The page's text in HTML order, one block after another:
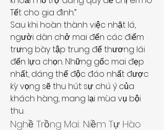
Tết cho gia đình.”
Sau khi hoàn thành việc nhặt lá,
người dân chở mai đến các điểm
trưng bày tập trung để thương lái
đến lựa chọn. Những gốc mai đẹp
nhất, dáng thế độc đáo nhất được
kỳ vọng sẽ thu hút sự chú ý của
khách hàng, mang lại mùa vụ bội
thu.
Nghề Trồng Mai: Niềm Tự Hào